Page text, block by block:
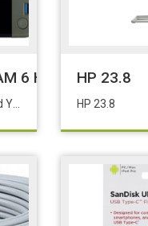
6 Hdd YuvalıHP 23.8
HP 23.8